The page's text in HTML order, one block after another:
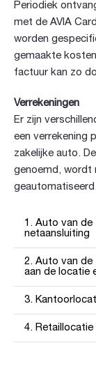
Periodiek
met de AVIA
worden
gemaakte
factuur kan zo
Verrekeningen
Er zijn
een verrekening
zakelijke auto.
genoemd, wordt
geautomatiseerd.
1. Auto van de
netaansluiting
2. Auto van de
aan de locatie
3.
4.